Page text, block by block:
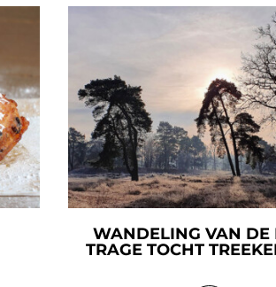
WANDELING VAN DE
TRAGE TOCHT